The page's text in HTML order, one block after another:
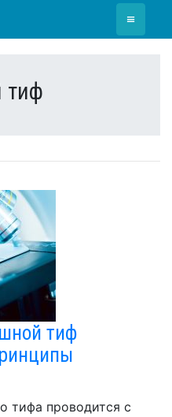
≡
тиф
тиф
тифа проводится с